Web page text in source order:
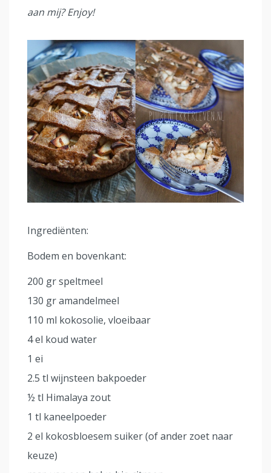
aan mij? Enjoy!
Ingrediënten:
Bodem en bovenkant:
200 gr speltmeel
130 gr amandelmeel
110 ml kokosolie, vloeibaar
4 el koud water
1 ei
2.5 tl wijnsteen bakpoeder
½ tl Himalaya zout
1 tl kaneelpoeder
2 el kokosbloesem suiker (of ander zoet naar
keuze)